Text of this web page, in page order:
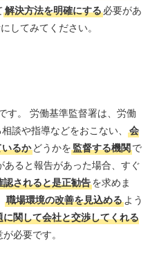
解決方法を明確にする必要があ
してみてください。
す。 労働基準監督署は、労働
談や指導などをおこない、
会
るかどうかを監督する機関で
ると報告があった場合、すぐ
認されると是正勧告を求めま
職場環境の改善を見込めるよう
に関して会社と交渉してくれる
必要です。